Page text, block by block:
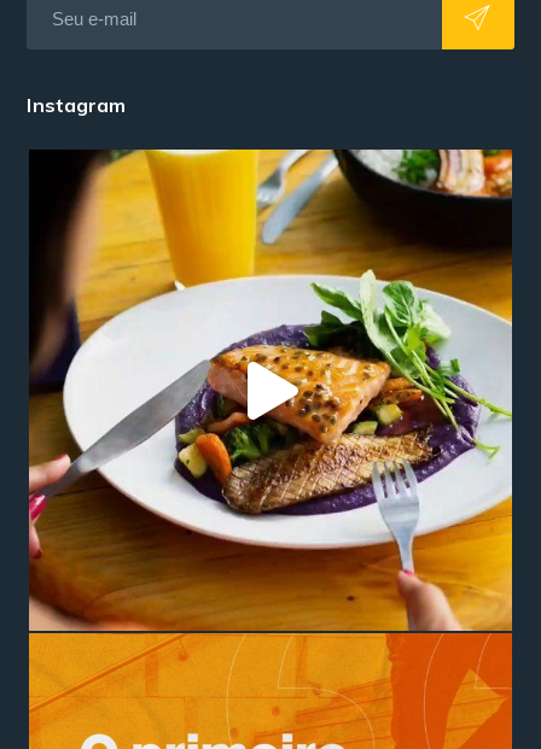
Instagram